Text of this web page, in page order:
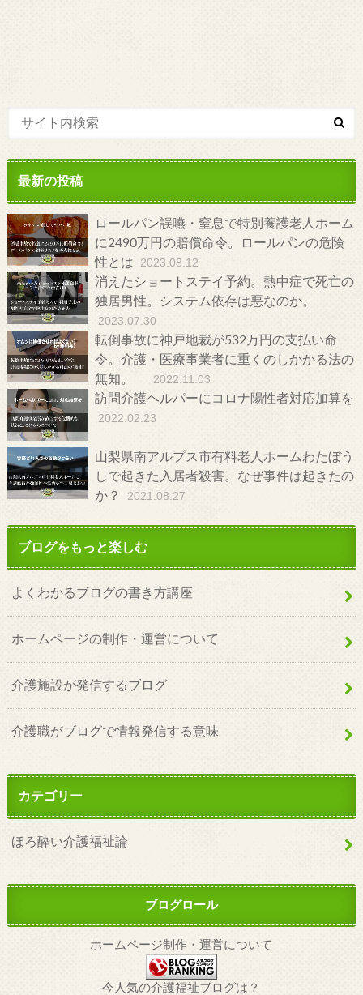
最新の投稿
ロールパン誤嚥・窒息で特別養護老人ホーム
に2490万円の賠償命令。ロールパンの危険
性とは
2023.08.12
消えたショートステイ予約。熱中症で死亡の
独居男性。システム依存は悪なのか。
2023.07.30
転倒事故に神戸地裁が532万円の支払い命
令。介護・医療事業者に重くのしかかる法の
無知。
2022.11.03
訪問介護ヘルパーにコロナ陽性者対応加算を
2022.02.23
山梨県南アルプス市有料老人ホームわたぼう
しで起きた入居者殺害。なぜ事件は起きたの
か？
2021.08.27
ブログをもっと楽しむ
よくわかるブログの書き方講座
ホームページの制作・運営について
介護施設が発信するブログ
介護職がブログで情報発信する意味
カテゴリー
ほろ酔い介護福祉論
ブログロール
ホームページ制作・運営について
今人気の介護福祉ブログは？